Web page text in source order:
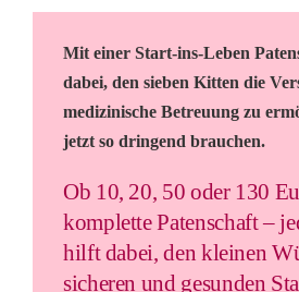
Mit einer Start-ins-Leben
dabei, den sieben Kitten die
medizinische Betreuung zu
jetzt so dringend brauchen.
Ob 10, 20, 50 oder 130
komplette Patenschaft –
hilft dabei, den kleinen
sicheren und gesunden